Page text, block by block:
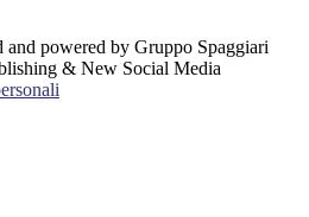
powered by Gruppo Spaggiari
& New Social Media